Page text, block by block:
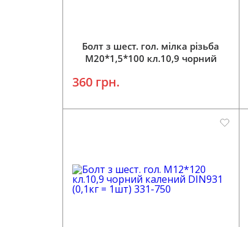
Додати у кошик
Болт з шест. гол. мілка різьба
M20*1,5*100 кл.10,9 чорний
360 грн.